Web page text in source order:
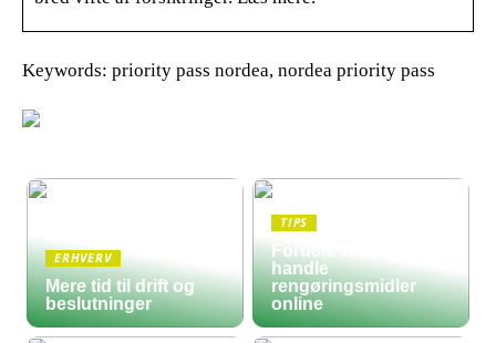
Keywords: priority pass nordea, nordea priority pass
ERHVERV
Mere tid til drift og
beslutninger
TIPS
Fordele ved at
handle
rengøringsmidler
online